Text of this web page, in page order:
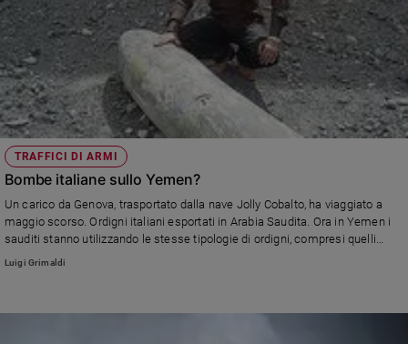
TRAFFICI DI ARMI
Bombe italiane sullo Yemen?
Un carico da Genova, trasportato dalla nave Jolly Cobalto, ha viaggiato a
maggio scorso. Ordigni italiani esportati in Arabia Saudita. Ora in Yemen i
sauditi stanno utilizzando le stesse tipologie di ordigni, compresi quelli
all'uranio impoverito (che come è noto libera particelle fortemente
Luigi Grimaldi